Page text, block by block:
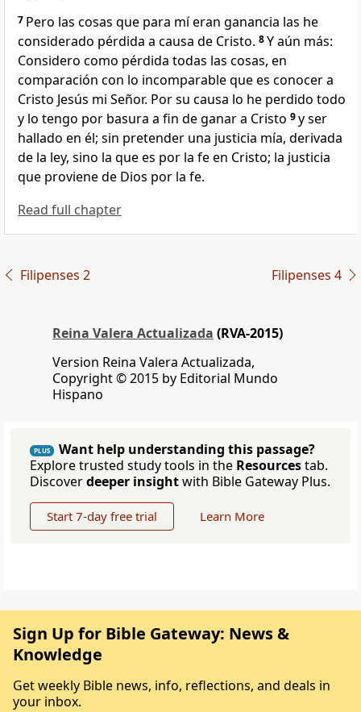
7 Pero las cosas que para mí eran ganancia las he
considerado pérdida a causa de Cristo. 8Y aún más:
Considero como pérdida todas las cosas, en
comparación con lo incomparable que es conocer a
Cristo Jesús mi Señor. Por su causa lo he perdido todo
y lo tengo por basura a fin de ganar a Cristo 9y ser
hallado en él; sin pretender una justicia mía, derivada
de la ley, sino la que es por la fe en Cristo; la justicia
que proviene de Dios por la fe.
Read full chapter
Filipenses 2 Filipenses 4
Reina Valera Actualizada (RVA-2015)
Version Reina Valera Actualizada,
Copyright © 2015 by Editorial Mundo
Hispano
PLUS
Want help understanding this passage?
Explore trusted study tools in the Resourcestab.
Discoverdeeper insightwith Bible Gateway Plus.
Start 7-day free trial Learn More
Sign Up for Bible Gateway: News &
Knowledge
Get weekly Bible news, info, reflections, and deals in
your inbox.